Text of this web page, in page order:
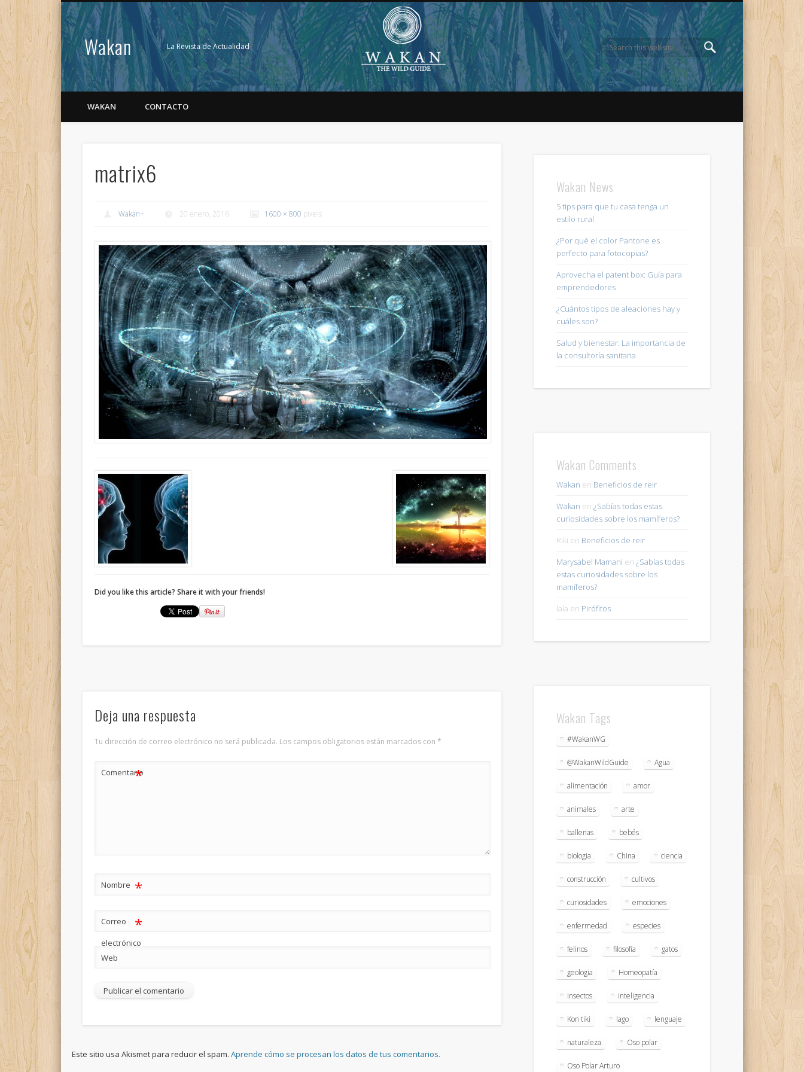
Wakan La Revista de Actualidad
WAKAN CONTACTO
matrix6
Wakan+ 20 enero, 2016 1600 × 800 pixels
Did you like this article? Share it with your friends!
Deja una respuesta
Tu dirección de correo electrónico no será publicada. Los campos obligatorios están marcados con*
Comentario
*
Nombre *
Correo
electrónico
*
Web
Este sitio usa Akismet para reducir el spam.Aprende cómo se procesan los datos de tus comentarios.
Wakan News
5 tips para que tu casa tenga un
estilo rural
¿Por qué el color Pantone es
perfecto para fotocopias?
Aprovecha el patent box: Guía para
emprendedores
¿Cuántos tipos de aleaciones hay y
cuáles son?
Salud y bienestar: La importancia de
la consultoría sanitaria
Wakan Comments
Wakan en Beneficios de reir
Wakan en ¿Sabías todas estas
curiosidades sobre los mamíferos?
Riki en Beneficios de reir
Marysabel Mamani en ¿Sabías todas
estas curiosidades sobre los
mamíferos?
lala en Pirófitos
Wakan Tags
#WakanWG
@WakanWildGuide Agua
alimentación amor
animales arte
ballenas bebés
biologia China ciencia
construcción cultivos
curiosidades emociones
enfermedad especies
felinos filosofía gatos
geologia Homeopatía
insectos inteligencia
Kon tiki lago lenguaje
naturaleza Oso polar
Oso Polar Arturo